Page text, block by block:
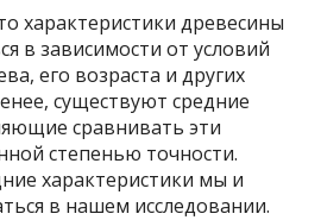
характеристики древесины
в зависимости от условий
его возраста и других
существуют средние
сравнивать эти
степенью точности.
характеристики мы и
в нашем исследовании.